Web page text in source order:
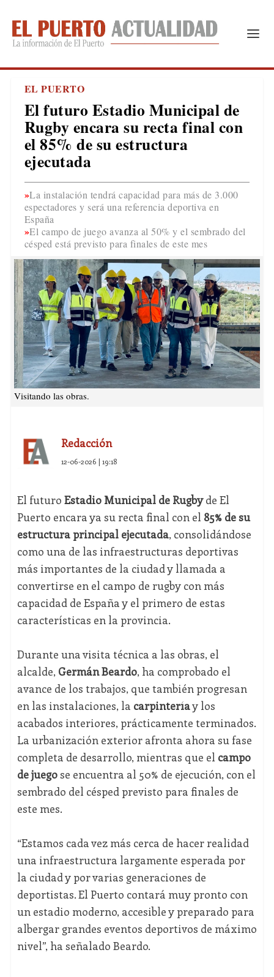
EL PUERTO
El futuro Estadio Municipal de
Rugby encara su recta final con
el 85% de su estructura
ejecutada
La instalación tendrá capacidad para más de 3.000
espectadores y será una referencia deportiva en
España
El campo de juego avanza al 50% y el sembrado del
césped está previsto para finales de este mes
Visitando las obras.
Redacción
12-06-2026 | 19:18
El futuro Estadio Municipal de Rugbyde El
Puerto encara ya su recta final con el 85% de su
estructura principal ejecutada, consolidándose
como una de las infraestructuras deportivas
más importantes de la ciudad y llamada a
convertirse en el campo de rugby con más
capacidad de España y el primero de estas
características en la provincia.
Durante una visita técnica a las obras, el
alcalde, Germán Beardo, ha comprobado el
avance de los trabajos, que también progresan
en las instalaciones, la carpinteríay los
acabados interiores, prácticamente terminados.
La urbanización exterior afronta ahora su fase
completa de desarrollo, mientras que el campo
de juegose encuentra al 50% de ejecución, con el
sembrado del césped previsto para finales de
este mes.
“Estamos cada vez más cerca de hacer realidad
una infraestructura largamente esperada por
la ciudad y por varias generaciones de
deportistas. El Puerto contará muy pronto con
un estadio moderno, accesible y preparado para
albergar grandes eventos deportivos de máximo
nivel”, ha señalado Beardo.